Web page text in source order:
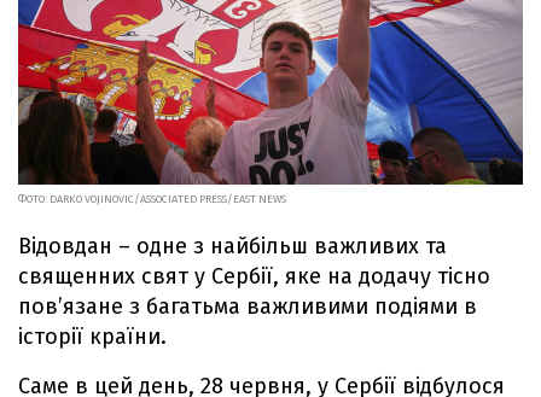
ФОТО: DARKO VOJINOVIC/ASSOCIATED PRESS/EAST NEWS
Відовдан – одне з найбільш важливих та
священних свят у Сербії, яке на додачу тісно
пов’язане з багатьма важливими подіями в
історії країни.
Саме в цей день, 28 червня, у Сербії відбулося